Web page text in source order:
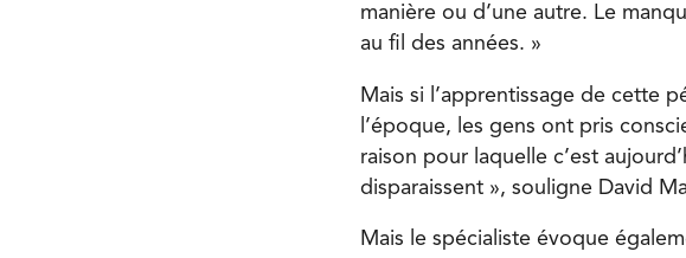
manière ou d’une autre. Le
au fil des années. »
Mais si l’apprentissage de cette
l’époque, les gens ont pris
raison pour laquelle c’est
disparaissent », souligne David
Mais le spécialiste évoque